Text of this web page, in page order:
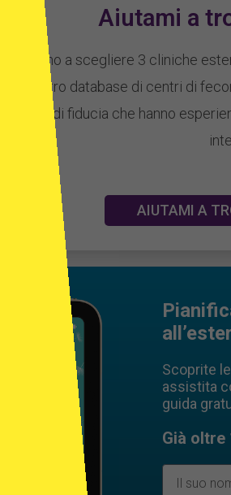
Aiutami a
Vi aiutiamo a scegliere 3 cliniche
Il nostro database di centri di
infertilità di fiducia che hanno
AIUTAMI A
Scoprite
assistita
guida
Già oltre